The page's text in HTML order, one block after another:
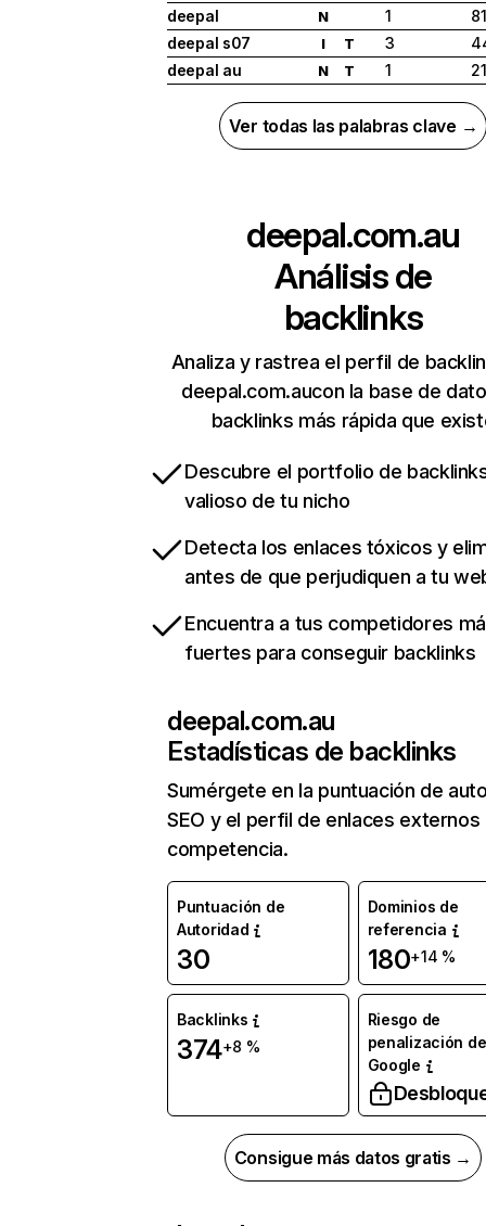
deepal
N 1
deepal s07
I T 3
deepal au
N T 1
Ver todas las palabras clave →
deepal.com.au
Análisis de
backlinks
Analiza y rastrea el perfil de
deepal.com.aucon la base de
backlinks más rápida que
Descubre el portfolio de
valioso de tu nicho
Detecta los enlaces tóxicos y
antes de que perjudiquen a tu
Encuentra a tus competidores
fuertes para conseguir backlinks
deepal.com.au
Estadísticas de backlinks
Sumérgete en la puntuación de
SEO y el perfil de enlaces externos
competencia.
Puntuación de
Autoridad
30
Dominios de
referencia
180+14 %
Backlinks
374+8 %
Riesgo de
penalización de
Google
Consigue más datos gratis →